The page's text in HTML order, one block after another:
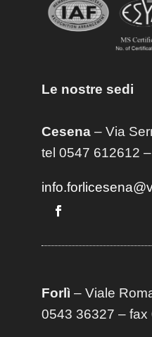
Le nostre sedi
Cesena– Via
tel 0547 612612
Forlì – Viale
0543 36327 – fax